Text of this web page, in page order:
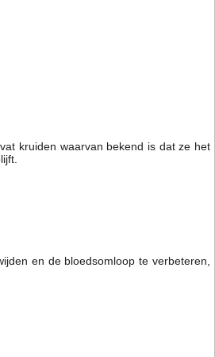
kruiden waarvan bekend is dat ze het
en de bloedsomloop te verbeteren,